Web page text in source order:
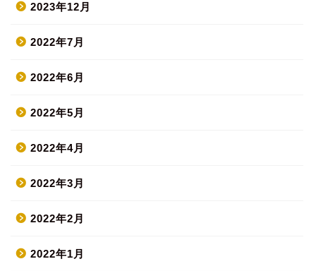
2023年12月
2022年7月
2022年6月
2022年5月
2022年4月
2022年3月
2022年2月
2022年1月